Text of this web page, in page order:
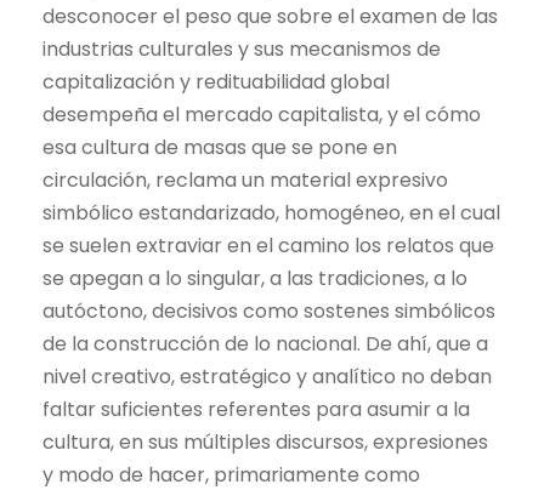
desconocer el peso que sobre el examen de las
industrias culturales y sus mecanismos de
capitalización y redituabilidad global
desempeña el mercado capitalista, y el cómo
esa cultura de masas que se pone en
circulación, reclama un material expresivo
simbólico estandarizado, homogéneo, en el cual
se suelen extraviar en el camino los relatos que
se apegan a lo singular, a las tradiciones, a lo
autóctono, decisivos como sostenes simbólicos
de la construcción de lo nacional. De ahí, que a
nivel creativo, estratégico y analítico no deban
faltar suficientes referentes para asumir a la
cultura, en sus múltiples discursos, expresiones
y modo de hacer, primariamente como